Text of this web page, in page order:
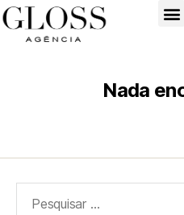
Nada